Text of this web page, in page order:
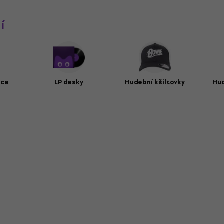
LP desky Hudební kšiltovky